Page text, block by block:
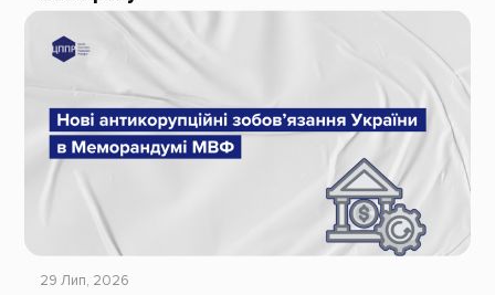
29 Лип, 2026